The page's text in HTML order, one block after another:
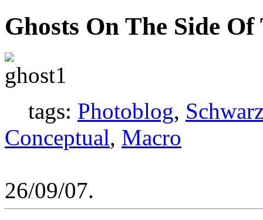
Ghosts On The Side
tags: Photoblog,
Conceptual, Macro
26/09/07.